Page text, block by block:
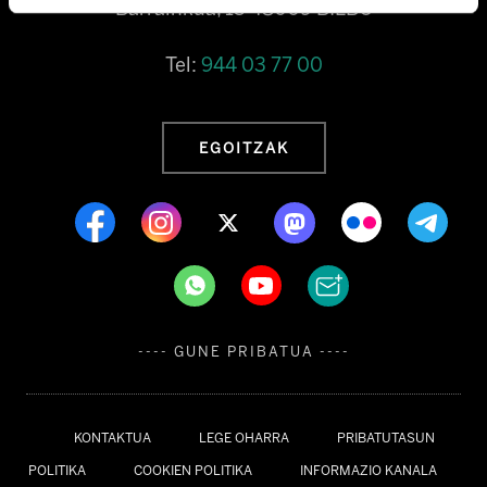
KONTAKTUA LEGE OHARRA PRIBATUTASUN
POLITIKA COOKIEN POLITIKA INFORMAZIO KANALA
Barrainkua, 13 48009 BILBO
Tel: 944 03 77 00
EGOITZAK
---- GUNE PRIBATUA ----